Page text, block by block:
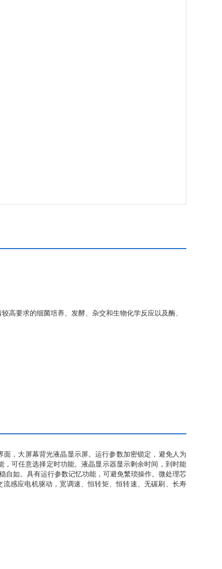
高要求的细菌培养、发酵、杂交和生物化学反应以及酶、
，大屏幕背光液晶显示屏。运行参数加密锁定，避免人为
可任意选择定时功能。液晶显示器显示剩余时间，到时能
自如。具有运行参数记忆功能，可避免繁琐操作。微处理芯
感应电机驱动，宽调速、恒转矩、恒转速、无碳刷、长寿